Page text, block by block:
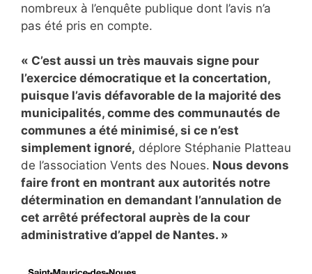
nombreux à l’enquête publique dont l’avis n’a
pas été pris en compte.
« C’est aussi un très mauvais signe pour
l’exercice démocratique et la concertation,
puisque l’avis défavorable de la majorité des
municipalités, comme des communautés de
communes a été minimisé, si ce n’est
simplement ignoré, déplore Stéphanie Platteau
de l’association Vents des Noues. Nous devons
faire front en montrant aux autorités notre
détermination en demandant l’annulation de
cet arrêté préfectoral auprès de la cour
administrative d’appel de Nantes. »